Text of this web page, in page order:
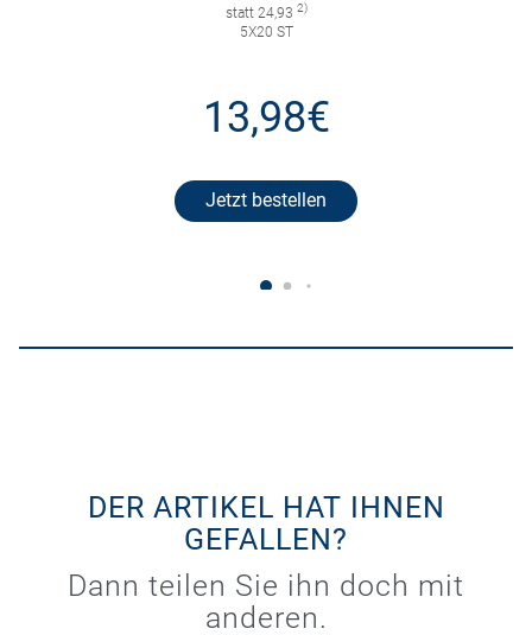
statt 24,93 2)
5X20 ST
13,98€
Jetzt bestellen
DER ARTIKEL HAT IHNEN
GEFALLEN?
Dann teilen Sie ihn doch mit
anderen.